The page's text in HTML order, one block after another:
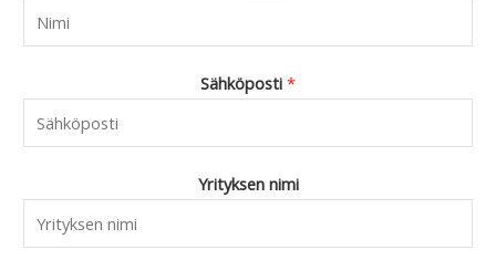
Sähköposti *
Yrityksen nimi